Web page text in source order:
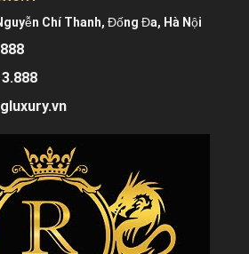
Chí Thanh, Đống Đa, Hà Nội